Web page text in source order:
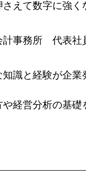
えて数字に強く
計事務所 代表
識と経験が企業
経営分析の基礎